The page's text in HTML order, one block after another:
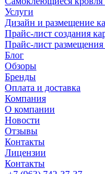
Услуги
Дизайн и размещение
Прайс-лист создания
Прайс-лист размещения
Блог
Обзоры
Бренды
Оплата и доставка
Компания
О компании
Новости
Отзывы
Контакты
Лицензии
Контакты